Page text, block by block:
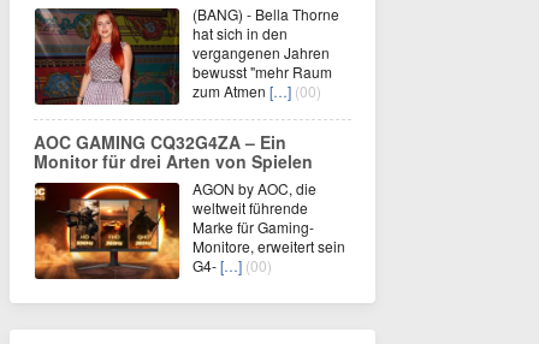
(BANG) - Bella Thorne
hat sich in den
vergangenen Jahren
bewusst "mehr Raum
zum Atmen […] (00)
AOC GAMING CQ32G4ZA – Ein
Monitor für drei Arten von Spielen
AGON by AOC, die
weltweit führende
Marke für Gaming-
Monitore, erweitert sein
G4-[…] (00)